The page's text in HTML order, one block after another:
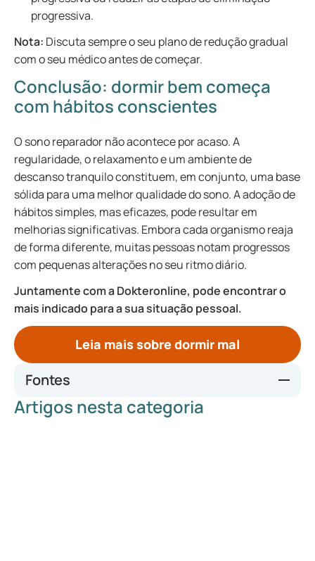
progressiva.
Nota: Discuta sempre o seu plano de redução gradual
com o seu médico antes de começar.
Conclusão: dormir bem começa
com hábitos conscientes
O sono reparador não acontece por acaso. A
regularidade, o relaxamento e um ambiente de
descanso tranquilo constituem, em conjunto, uma base
sólida para uma melhor qualidade do sono. A adoção de
hábitos simples, mas eficazes, pode resultar em
melhorias significativas. Embora cada organismo reaja
de forma diferente, muitas pessoas notam progressos
com pequenas alterações no seu ritmo diário.
Juntamente com a Dokteronline, pode encontrar o
mais indicado para a sua situação pessoal.
Leia mais sobre dormir mal
Fontes
https://huisarts.bsl.nl/slaaphygiene-verbeteren/
Artigos nesta categoria